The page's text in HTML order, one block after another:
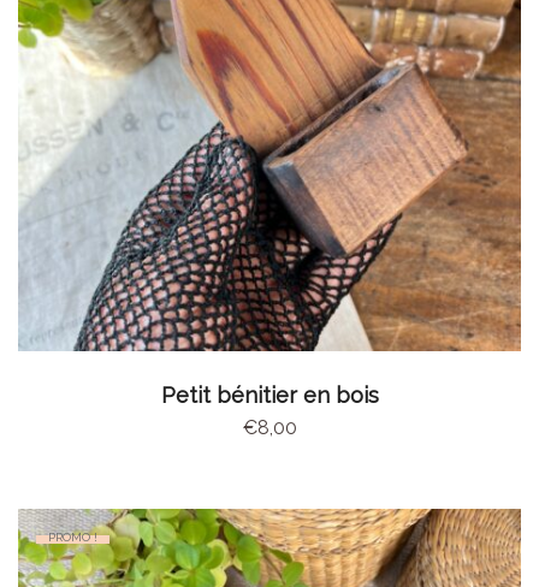
AJOUTER AU PANIER
Petit bénitier en bois
€8,00
PROMO !